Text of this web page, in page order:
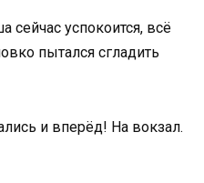
сейчас успокоится, всё
пытался сгладить
и вперёд! На вокзал.